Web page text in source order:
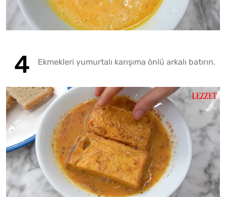
Ekmekleri yumurtalı karışıma önlü arkalı batırın.